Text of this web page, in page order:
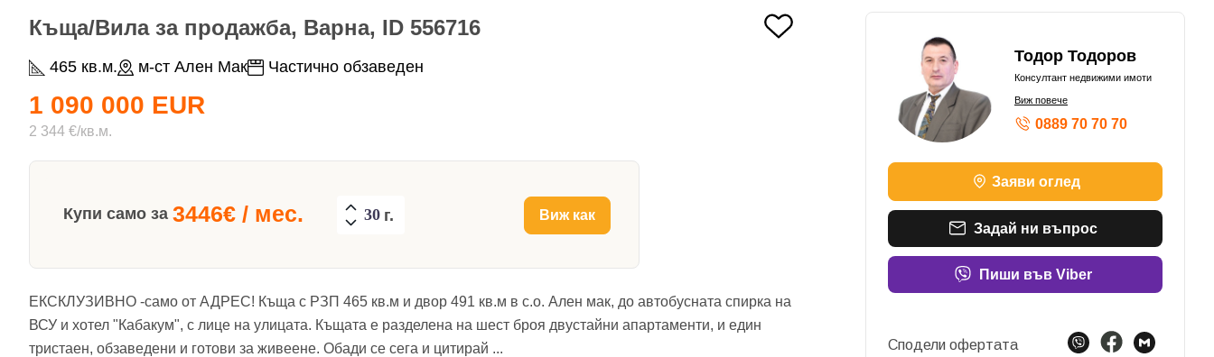
Къща/Вила за продажба, Варна, ID 556716
465 кв.м. м-ст Ален Мак Частично обзаведен
1 090 000 EUR
2 344 €/кв.м.
Купи само за 3446€ / мес. г. Виж как
ЕКСКЛУЗИВНО -само от АДРЕС! Къща с РЗП 465 кв.м и двор 491 кв.м в с.о. Ален мак, до автобусната спирка на
ВСУ и хотел "Кабакум", с лице на улицата. Къщата е разделена на шест броя двустайни апартаменти, и един
тристаен, обзаведени и готови за живеене. Обади се сега и цитирай ...
Тодор Тодоров
Консултант недвижими имоти
Виж повече
0889 70 70 70
Заяви оглед
Задай ни въпрос
Пиши във Viber
Сподели офертата